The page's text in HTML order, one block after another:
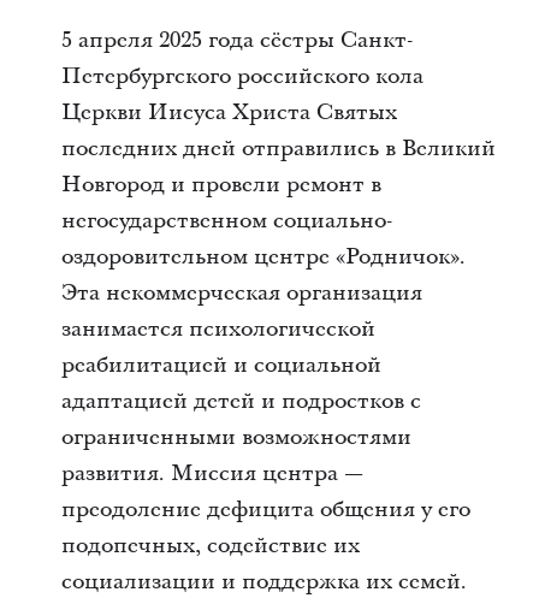
5 апреля 2025 года сёстры Санкт-
Петербургского российского кола
Церкви Иисуса Христа Святых
последних дней отправились в Великий
Новгород и провели ремонт в
негосударственном социально-
оздоровительном центре «Родничок».
Эта некоммерческая организация
занимается психологической
реабилитацией и социальной
адаптацией детей и подростков с
ограниченными возможностями
развития. Миссия центра —
преодоление дефицита общения у его
подопечных, содействие их
социализации и поддержка их семей.